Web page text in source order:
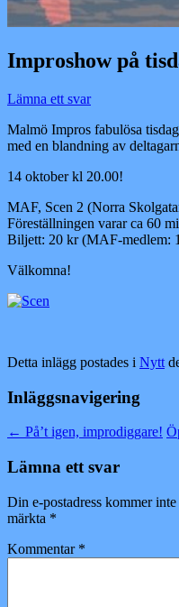
Improshow på
Lämna ett svar
Malmö Impros fabulösa
med en blandning av
14 oktober kl 20.00!
MAF, Scen 2 (Norra
Föreställningen varar ca 60
Biljett: 20 kr (MAF-medlem:
Välkomna!
Detta inlägg postades i Nytt
Inläggsnavigering
← På’t igen, improdiggare!
Lämna ett svar
Din e-postadress kommer
märkta *
Kommentar *